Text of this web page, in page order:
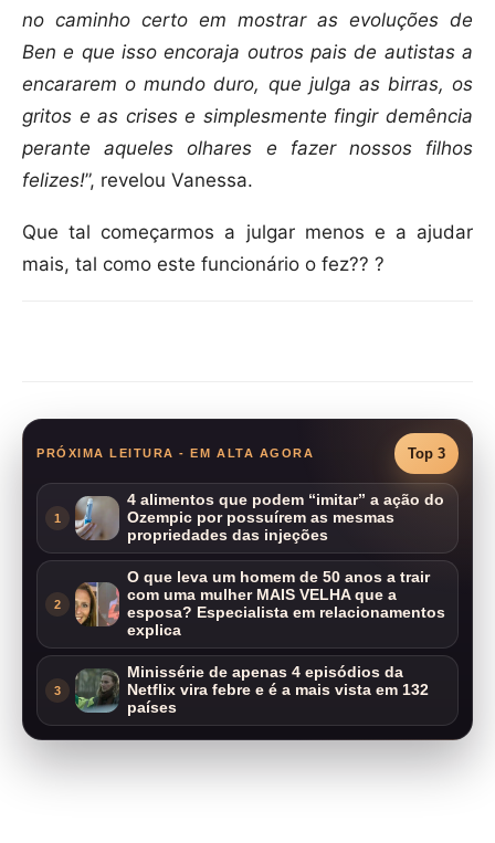
no caminho certo em mostrar as evoluções de
Ben e que isso encoraja outros pais de autistas a
encararem o mundo duro, que julga as birras, os
gritos e as crises e simplesmente fingir demência
perante aqueles olhares e fazer nossos filhos
felizes!”, revelou Vanessa.
Que tal começarmos a julgar menos e a ajudar
mais, tal como este funcionário o fez?? ?
PRÓXIMA LEITURA - EM ALTA AGORA Top 3
1
4 alimentos que podem “imitar” a ação do
Ozempic por possuírem as mesmas
propriedades das injeções
2
O que leva um homem de 50 anos a trair
com uma mulher MAIS VELHA que a
esposa? Especialista em relacionamentos
explica
3
Minissérie de apenas 4 episódios da
Netflix vira febre e é a mais vista em 132
países